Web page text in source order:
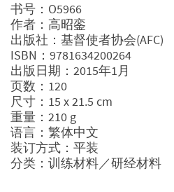
书号：O5966
作者：高昭銮
出版社：基督使者协会(AFC)
ISBN：9781634200264
出版日期：2015年1月
页数：120
尺寸：15 x 21.5 cm
重量：210 g
语言：繁体中文
装订方式：平装
分类：训练材料／研经材料